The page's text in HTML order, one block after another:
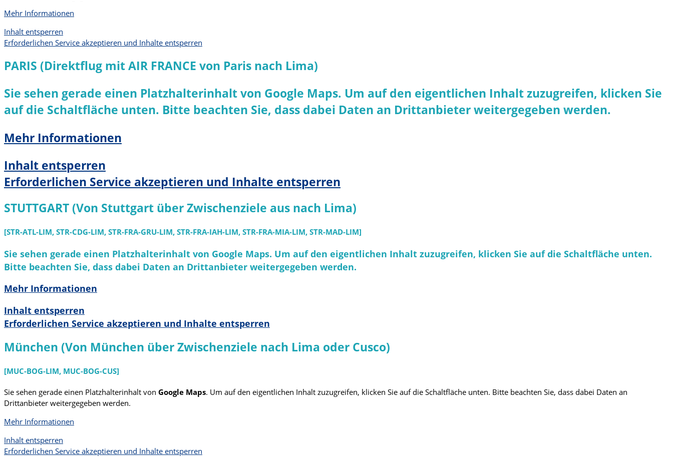
Mehr Informationen
Inhalt entsperren
Erforderlichen Service akzeptieren und Inhalte entsperren
PARIS (Direktflug mit AIR FRANCE von Paris nach Lima)
Sie sehen gerade einen Platzhalterinhalt von Google Maps. Um auf den eigentlichen Inhalt zuzugreifen, klicken Sie
auf die Schaltfläche unten. Bitte beachten Sie, dass dabei Daten an Drittanbieter weitergegeben werden.
Mehr Informationen
Inhalt entsperren
Erforderlichen Service akzeptieren und Inhalte entsperren
STUTTGART (Von Stuttgart über Zwischenziele aus nach Lima)
[STR-ATL-LIM, STR-CDG-LIM, STR-FRA-GRU-LIM, STR-FRA-IAH-LIM, STR-FRA-MIA-LIM, STR-MAD-LIM]
Sie sehen gerade einen Platzhalterinhalt von Google Maps. Um auf den eigentlichen Inhalt zuzugreifen, klicken Sie auf die Schaltfläche unten.
Bitte beachten Sie, dass dabei Daten an Drittanbieter weitergegeben werden.
Mehr Informationen
Inhalt entsperren
Erforderlichen Service akzeptieren und Inhalte entsperren
München (Von München über Zwischenziele nach Lima oder Cusco)
[MUC-BOG-LIM, MUC-BOG-CUS]
Sie sehen gerade einen Platzhalterinhalt von Google Maps. Um auf den eigentlichen Inhalt zuzugreifen, klicken Sie auf die Schaltfläche unten. Bitte beachten Sie, dass dabei Daten an
Drittanbieter weitergegeben werden.
Mehr Informationen
Inhalt entsperren
Erforderlichen Service akzeptieren und Inhalte entsperren